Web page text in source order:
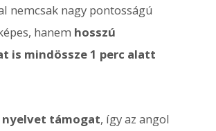
nemcsak nagy pontosságú
hanem hosszú
is mindössze 1 perc alatt
nyelvet támogat, így az angol